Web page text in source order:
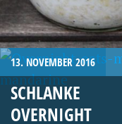
13. NOVEMBER 2016
SCHLANKE
OVERNIGHT